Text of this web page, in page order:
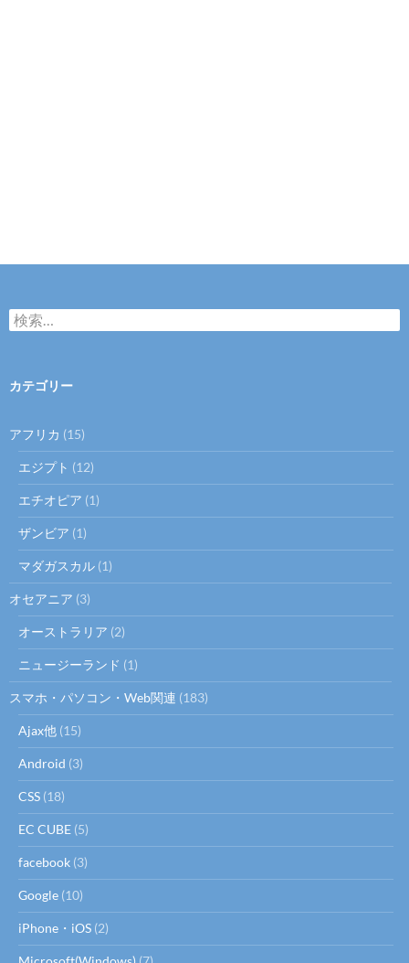
検
索
カテゴリー
アフリカ (15)
エジプト (12)
エチオピア (1)
ザンビア (1)
マダガスカル (1)
オセアニア (3)
オーストラリア (2)
ニュージーランド (1)
スマホ・パソコン・Web関連 (183)
Ajax他 (15)
Android (3)
CSS (18)
EC CUBE (5)
facebook (3)
Google (10)
iPhone・iOS (2)